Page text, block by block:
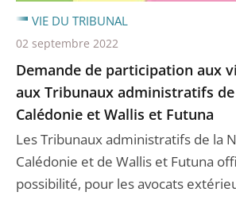
Demande de participation aux
aux Tribunaux administratifs
Calédonie et Wallis et Futuna
Les Tribunaux administratifs de la
Calédonie et de Wallis et Futuna
possibilité, pour les avocats
VIE DU TRIBUNAL
02 septembre 2022